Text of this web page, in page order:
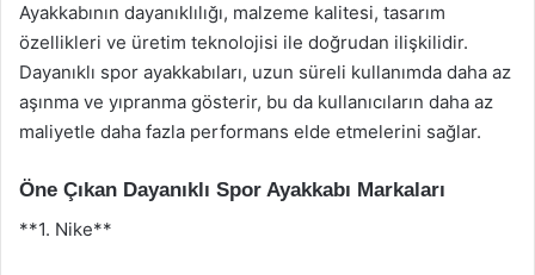
Ayakkabının dayanıklılığı, malzeme kalitesi, tasarım
özellikleri ve üretim teknolojisi ile doğrudan ilişkilidir.
Dayanıklı spor ayakkabıları, uzun süreli kullanımda daha az
aşınma ve yıpranma gösterir, bu da kullanıcıların daha az
maliyetle daha fazla performans elde etmelerini sağlar.
Öne Çıkan Dayanıklı Spor Ayakkabı Markaları
**1. Nike**